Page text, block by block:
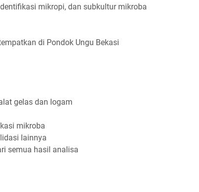
mikropi, dan subkultur mikroba
di Pondok Ungu Bekasi
gelas dan logam
mikroba
lainnya
semua hasil analisa